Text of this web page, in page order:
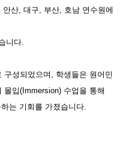
안산, 대구, 부산, 호남 연수원에
니다.
구성되었으며, 학생들은 원어민
몰입(Immersion) 수업 을 통해
는 기회를 가졌습니다.